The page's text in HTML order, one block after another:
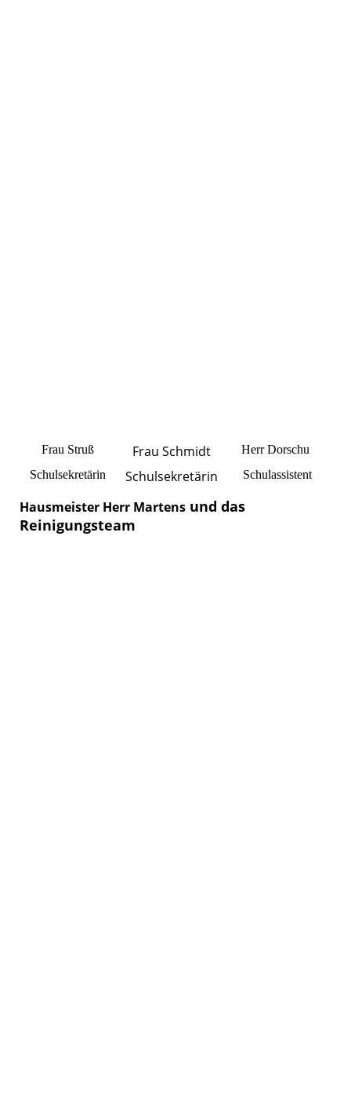
Frau Struß Frau Schmidt
Herr Dorschu
Schulsekretärin
Schulsekretärin Schulassistent
Hausmeister Herr Martens und das
Reinigungsteam